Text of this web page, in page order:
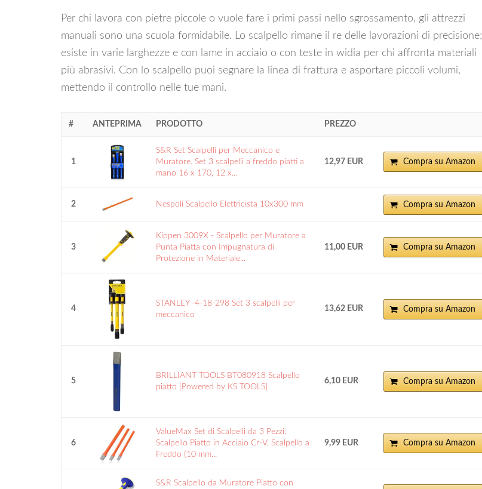
Per chi lavora con pietre piccole o vuole fare i primi passi nello sgrossamento, gli attrezzi
manuali sono una scuola formidabile. Lo scalpello rimane il re delle lavorazioni di precisione;
esiste in varie larghezze e con lame in acciaio o con teste in widia per chi affronta materiali
più abrasivi. Con lo scalpello puoi segnare la linea di frattura e asportare piccoli volumi,
mettendo il controllo nelle tue mani.
# ANTEPRIMA PRODOTTO PREZZO
1
S&R Set Scalpelli per Meccanico e
Muratore. Set 3 scalpelli a freddo piatti a
mano 16 x 170, 12 x...
12,97 EUR Compra su Amazon
2 Nespoli Scalpello Elettricista 10x300 mm Compra su Amazon
3
Kippen 3009X - Scalpello per Muratore a
Punta Piatta con Impugnatura di
Protezione in Materiale...
11,00 EUR Compra su Amazon
4
STANLEY -4-18-298 Set 3 scalpelli per
meccanico
13,62 EUR Compra su Amazon
5
BRILLIANT TOOLS BT080918 Scalpello
piatto [Powered by KS TOOLS]
6,10 EUR Compra su Amazon
6
ValueMax Set di Scalpelli da 3 Pezzi,
Scalpello Piatto in Acciaio Cr-V, Scalpello a
Freddo (10 mm...
9,99 EUR Compra su Amazon
S&R Scalpello da Muratore Piatto con